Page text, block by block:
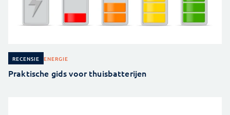
RECENSIE ENERGIE
Praktische gids voor thuisbatterijen